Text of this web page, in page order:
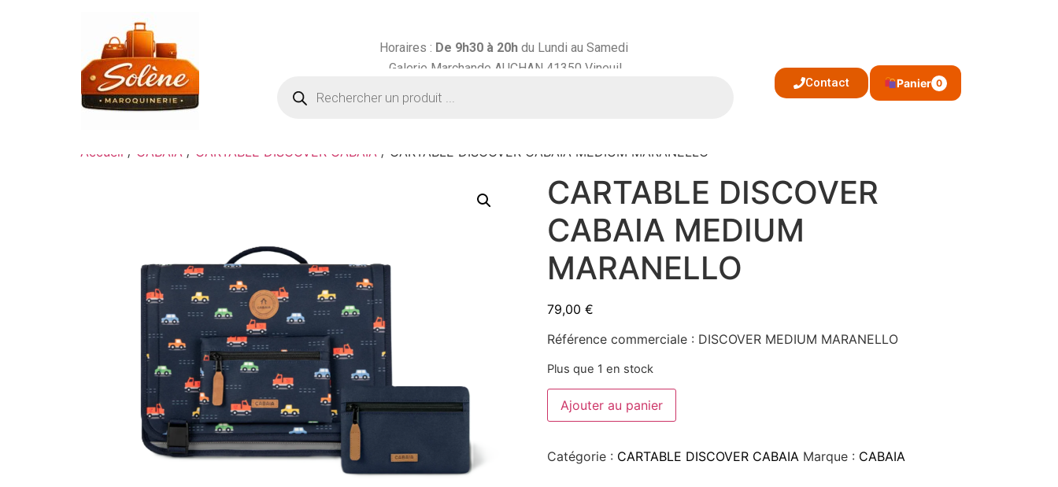
Horaires : De 9h30 à 20hdu Lundi au Samedi
Galerie Marchande AUCHAN 41350 Vineuil
Contact Panier 0
Accueil / CABAIA / CARTABLE DISCOVER CABAIA / CARTABLE DISCOVER CABAIA MEDIUM MARANELLO
CARTABLE DISCOVER
CABAIA MEDIUM
MARANELLO
79,00 €
Référence commerciale : DISCOVER MEDIUM MARANELLO
Plus que 1 en stock
Ajouter au panier
Catégorie : CARTABLE DISCOVER CABAIA Marque : CABAIA